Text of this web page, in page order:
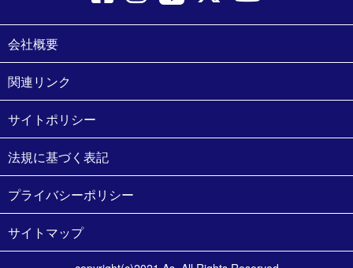
会社概要
関連リンク
サイトポリシー
法規に基づく表記
プライバシーポリシー
サイトマップ